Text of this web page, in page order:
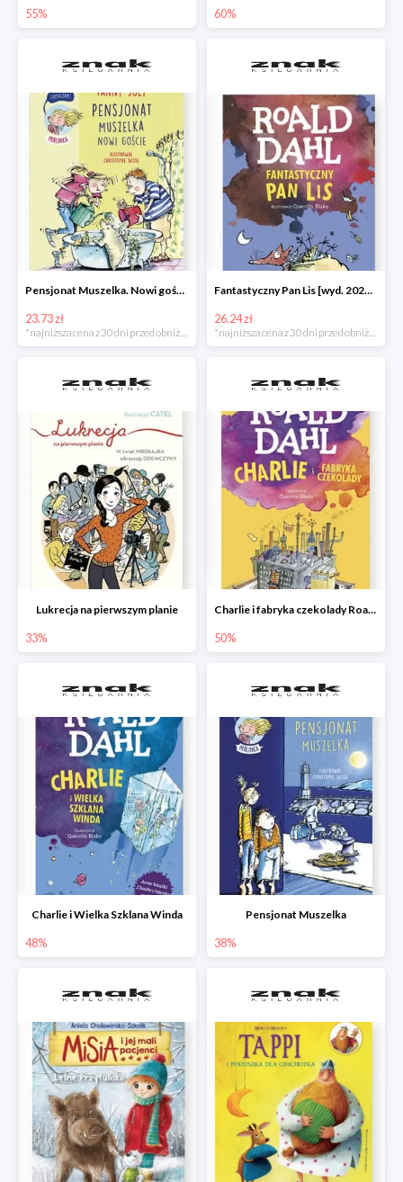
55% 60%
Pensjonat Muszelka. Nowi goście Fanny Joly -32%
23.73 zł
*najniższa cena z 30 dni przed obniżką
Fantastyczny Pan Lis [wyd. 2020] Roald Dahl -25%
26.24 zł
*najniższa cena z 30 dni przed obniżką
Lukrecja na pierwszym planie
33%
Charlie i fabryka czekolady Roald Dahl
50%
Charlie i Wielka Szklana Winda
48%
Pensjonat Muszelka
38%